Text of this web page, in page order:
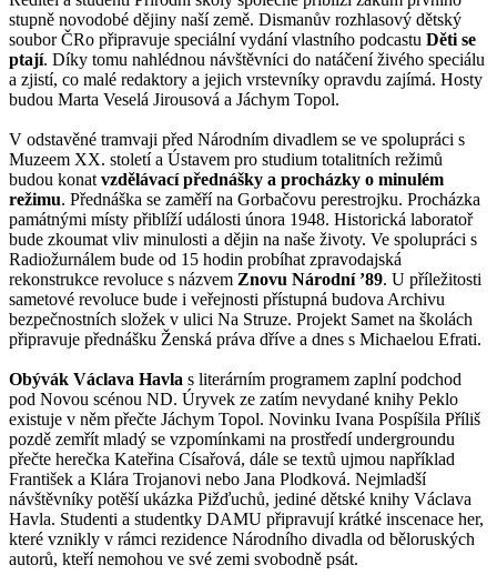
stupně novodobé dějiny naší země. Dismanův rozhlasový dětský
soubor ČRo připravuje speciální vydání vlastního podcastu Děti se
ptají. Díky tomu nahlédnou návštěvníci do natáčení živého speciálu
a zjistí, co malé redaktory a jejich vrstevníky opravdu zajímá. Hosty
budou Marta Veselá Jirousová a Jáchym Topol.
V odstavěné tramvaji před Národním divadlem se ve spolupráci s
Muzeem XX. století a Ústavem pro studium totalitních režimů
budou konat vzdělávací přednášky a procházky o minulém
režimu. Přednáška se zaměří na Gorbačovu perestrojku. Procházka
památnými místy přiblíží události února 1948. Historická laboratoř
bude zkoumat vliv minulosti a dějin na naše životy. Ve spolupráci s
Radiožurnálem bude od 15 hodin probíhat zpravodajská
rekonstrukce revoluce s názvem Znovu Národní ’89. U příležitosti
sametové revoluce bude i veřejnosti přístupná budova Archivu
bezpečnostních složek v ulici Na Struze. Projekt Samet na školách
připravuje přednášku Ženská práva dříve a dnes s Michaelou Efrati.
Obývák Václava Havla s literárním programem zaplní podchod
pod Novou scénou ND. Úryvek ze zatím nevydané knihy Peklo
existuje v něm přečte Jáchym Topol. Novinku Ivana Pospíšila Příliš
pozdě zemřít mladý se vzpomínkami na prostředí undergroundu
přečte herečka Kateřina Císařová, dále se textů ujmou například
František a Klára Trojanovi nebo Jana Plodková. Nejmladší
návštěvníky potěší ukázka Pižďuchů, jediné dětské knihy Václava
Havla. Studenti a studentky DAMU připravují krátké inscenace her,
které vznikly v rámci rezidence Národního divadla od běloruských
autorů, kteří nemohou ve své zemi svobodně psát.